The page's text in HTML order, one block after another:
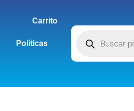
Carrito
Políticas